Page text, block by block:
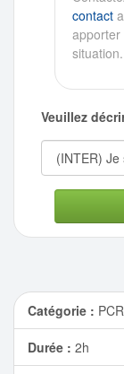
contact
apporter
situation.
Veuillez
Catégorie : PCR
Durée : 2h